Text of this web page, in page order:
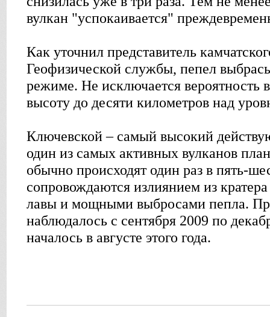
вулкан "успокаивается"
Как уточнил представитель
Геофизической службы, пепел
режиме. Не исключается вероятность
высоту до десяти километров над
Ключевской – самый высокий
один из самых активных вулканов
обычно происходят один раз в пять-
сопровождаются излиянием из
лавы и мощными выбросами пепла.
наблюдалось с сентября 2009 по
началось в августе этого года.